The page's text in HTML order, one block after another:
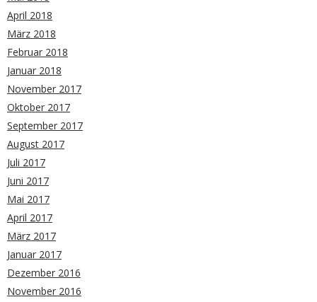
April 2018
März 2018
Februar 2018
Januar 2018
November 2017
Oktober 2017
September 2017
August 2017
Juli 2017
Juni 2017
Mai 2017
April 2017
März 2017
Januar 2017
Dezember 2016
November 2016